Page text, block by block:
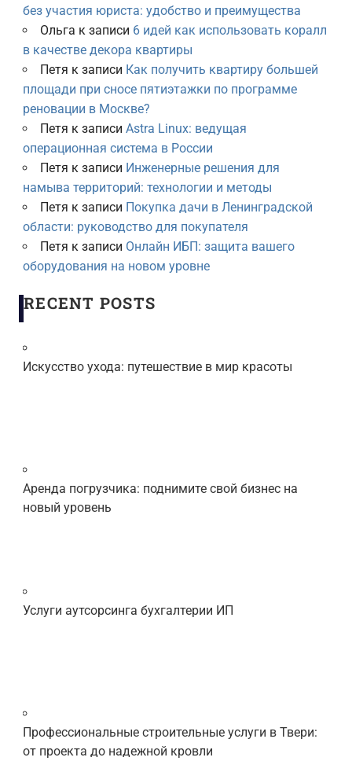
без участия юриста: удобство и преимущества
Ольга к записи 6 идей как использовать коралл
в качестве декора квартиры
Петя к записи Как получить квартиру большей
площади при сносе пятиэтажки по программе
реновации в Москве?
Петя к записи Astra Linux: ведущая
операционная система в России
Петя к записи Инженерные решения для
намыва территорий: технологии и методы
Петя к записи Покупка дачи в Ленинградской
области: руководство для покупателя
Петя к записи Онлайн ИБП: защита вашего
оборудования на новом уровне
RECENT POSTS
Искусство ухода: путешествие в мир красоты
Аренда погрузчика: поднимите свой бизнес на
новый уровень
Услуги аутсорсинга бухгалтерии ИП
Профессиональные строительные услуги в Твери:
от проекта до надежной кровли